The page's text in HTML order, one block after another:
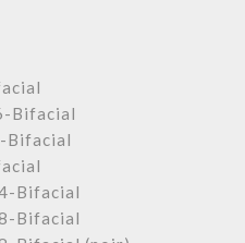
Bifacial
Bifacial
Bifacial
Bifacial